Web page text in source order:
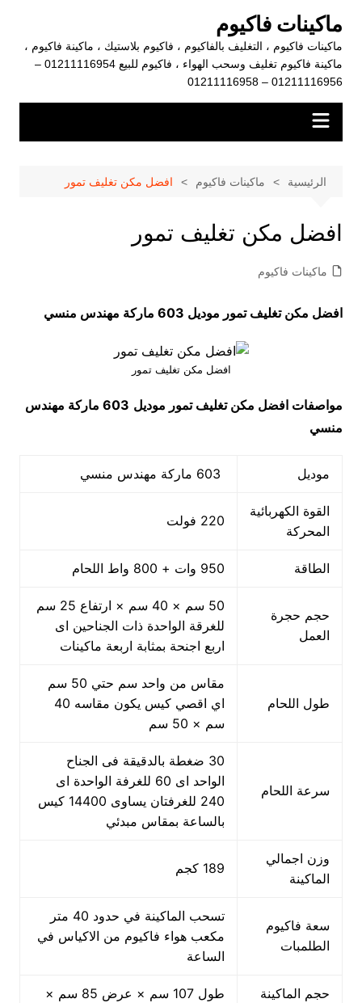
المحتوى
ماكينات فاكيوم
ماكينات فاكيوم ، التغليف بالفاكيوم ، فاكيوم بلاستيك ، ماكينة فاكيوم ،
ماكينة فاكيوم تغليف وسحب الهواء ، فاكيوم للبيع 01211116954 –
01211116956 – 01211116958
الرئيسية ماكينات فاكيوم افضل مكن تغليف تمور
افضل مكن تغليف تمور
ماكينات فاكيوم
افضل مكن تغليف تمور موديل 603 ماركة مهندس منسي
افضل مكن تغليف تمور
مواصفات افضل مكن تغليف تمور موديل
603 ماركة مهندس
منسي
موديل
القوة الكهربائية
المحركة
220 فولت
الطاقة 950 وات + 800 واط اللحام
حجم حجرة
العمل
50 سم × 40 سم × ارتفاع 25 سم
للغرقة الواحدة ذات الجناحين اى
اربع اجنحة بمثابة اربعة ماكينات
طول اللحام
مقاس من واحد سم حتي 50 سم
اي اقصي كيس يكون مقاسه 40
سم × 50 سم
سرعة اللحام
30 ضغطة بالدقيقة فى الجناح
الواحد اى 60 للغرفة الواحدة اى
240 للغرفتان يساوى 14400 كيس
بالساعة بمقاس مبدئي
وزن اجمالي
الماكينة
189 كجم
سعة فاكيوم
الطلمبات
تسحب الماكينة في حدود 40 متر
مكعب هواء فاكيوم من الاكياس في
الساعة
حجم الماكينة
طول 107 سم × عرض 85 سم ×